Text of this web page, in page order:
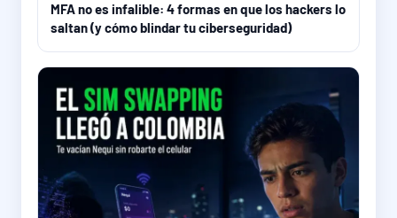
MFA no es infalible: 4 formas en que los hackers lo
saltan (y cómo blindar tu ciberseguridad)